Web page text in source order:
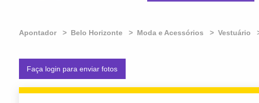
Apontador Belo Horizonte Moda e Acessórios Vestuário
Faça login para enviar fotos